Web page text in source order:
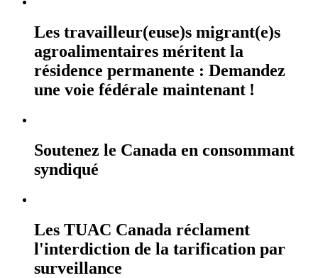
Les travailleur(euse)s migrant(e)s
agroalimentaires méritent la
résidence permanente : Demandez
une voie fédérale maintenant !
Soutenez le Canada en consommant
syndiqué
Les TUAC Canada réclament
l'interdiction de la tarification par
surveillance